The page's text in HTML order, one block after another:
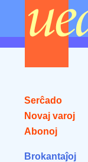
Serĉado
Novaj varoj
Abonoj
Brokantaĵoj